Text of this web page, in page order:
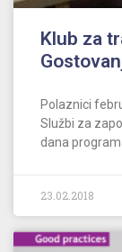
Klub za
Polaznici
Službi za
dana
23.02.2018